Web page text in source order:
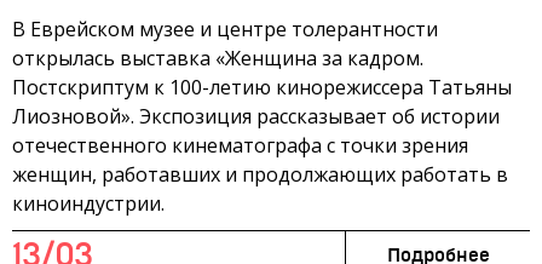
В Еврейском музее и центре толерантности
открылась выставка «Женщина за кадром.
Постскриптум к 100-летию кинорежиссера Татьяны
Лиозновой». Экспозиция рассказывает об истории
отечественного кинематографа с точки зрения
женщин, работавших и продолжающих работать в
киноиндустрии.
13/03 Подробнее